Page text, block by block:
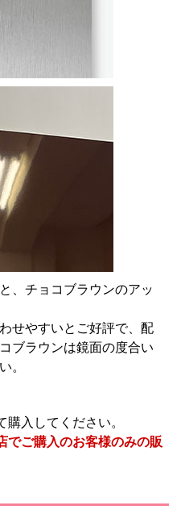
、チョコブラウンのアッ
せやすいとご好評で、配
ブラウンは鏡面の度合い
。
入してください。
ご購入のお客様のみの販